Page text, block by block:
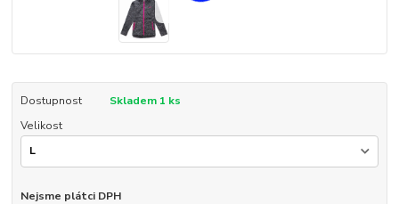
Dostupnost
Skladem 1 ks
Velikost
Nejsme plátci DPH